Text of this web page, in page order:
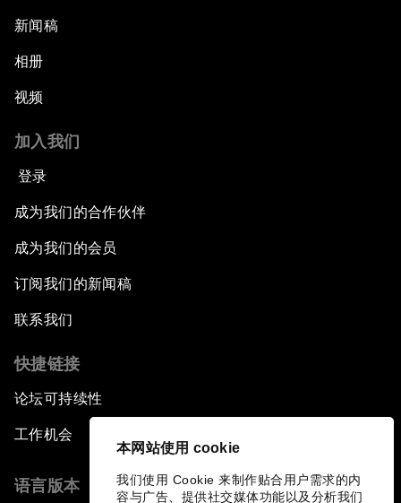
本网站使用 cookie
我们使用 Cookie 来制作贴合用户需求的内
容与广告、提供社交媒体功能以及分析我们
新闻稿
相册
视频
加入我们
登录
成为我们的合作伙伴
成为我们的会员
订阅我们的新闻稿
联系我们
快捷链接
论坛可持续性
工作机会
语言版本